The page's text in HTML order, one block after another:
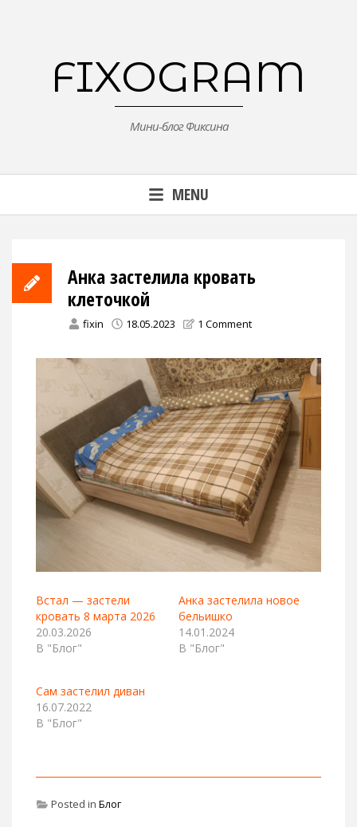
FIXOGRAM
Мини-блог Фиксина
MENU
Анка застелила кровать
клеточкой
fixin 18.05.2023 1 Comment
Встал — застели
кровать 8 марта 2026
20.03.2026
В "Блог"
Анка застелила новое
бельишко
14.01.2024
В "Блог"
Сам застелил диван
16.07.2022
В "Блог"
Posted in Блог